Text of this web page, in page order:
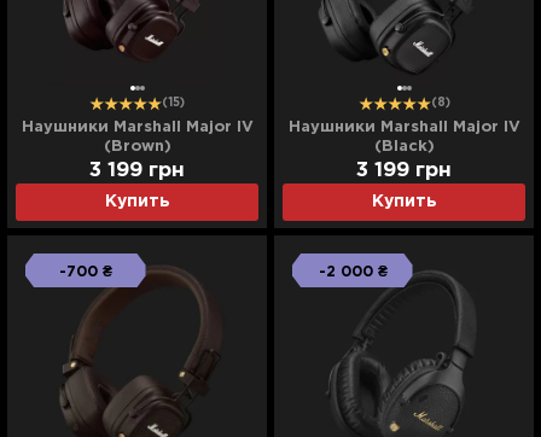
(15)
Наушники Marshall Major IV
(Brown)
Купить
3 199 грн
(8)
Наушники Marshall Major IV
(Black)
Купить
3 199 грн
-700 ₴ -2 000 ₴